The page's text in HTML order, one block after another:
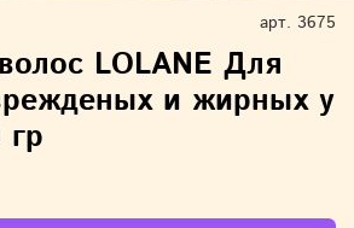
арт. 3675
LOLANE Для
и жирных у